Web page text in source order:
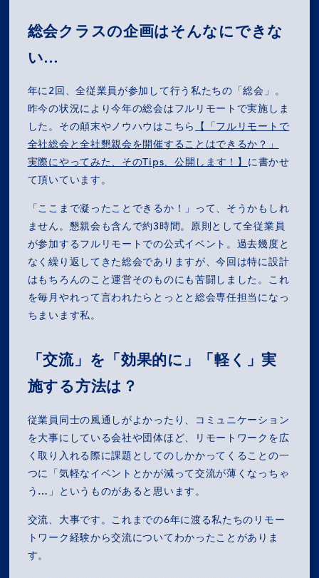
総会クラスの企画はそんなにできな
い…
年に2回、全従業員が参加して行う私たちの「総会」。
昨今の状況により今年の総会はフルリモートで実施しま
した。その顛末やノウハウはこちら
【「フルリモートで
全社総会と全社懇親会を開催することはできるか？」
実際にやってみた、そのTips、公開します！】 に書かせ
て頂いています。
「ここまで凝ったことできるか！」って、そうかもしれ
ません。懇親会も含んで約3時間。原則として全従業員
が参加するフルリモートでの公式イベント。過去幾度と
なく繰り返してきた総会でありますが、今回は特に設計
はもちろんのこと運営そのものにも苦闘しました。これ
を毎月やれって言われたらとっとと総会専任担当になっ
ちまいます私。
「交流」を「効果的に」「軽く」実
施する方法は？
従業員同士の風通しがよかったり、コミュニケーション
を大事にしている会社や団体ほど、リモートワークを広
く取り入れる際に課題としてのしかかってくることの一
つに「気軽なイベントとかが減って交流が薄くなっちゃ
う…」というものがあると思います。
交流、大事です。これまでの6年に渡る私たちのリモー
トワーク経験から交流についてわかったことがありま
す。